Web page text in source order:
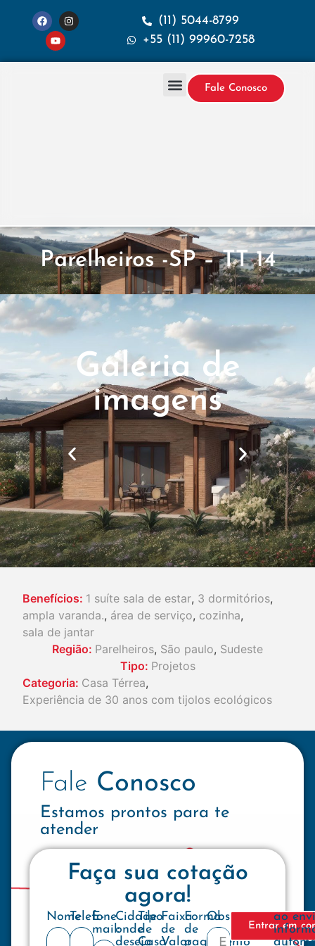
(11) 5044-8799
+55 (11) 99960-7258
Fale Conosco
Parelheiros -SP – TT 14
Galeria de
imagens
Benefícios: 1 suíte sala de estar, 3 dormitórios,
ampla varanda., área de serviço, cozinha,
sala de jantar
Região: Parelheiros, São paulo, Sudeste
Tipo: Projetos
Categoria: Casa Térrea,
Experiência de 30 anos com tijolos ecológicos
Fale Conosco
Estamos prontos para te
atender
Faça sua cotação
agora!
NomeTelefone
E-
mail:
Cidade
onde
deseja
Tipo
de
Casa
Faixa
de
Valor
Forma
de
pagamento
Observações
Entrar em
ao